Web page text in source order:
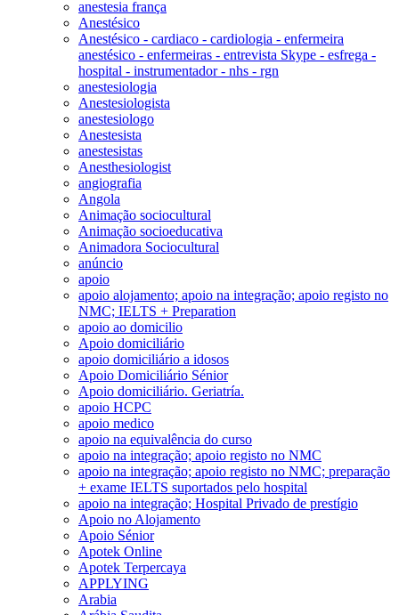
anestesia frança
Anestésico
Anestésico - cardiaco - cardiologia - enfermeira
anestésico - enfermeiras - entrevista Skype - esfrega -
hospital - instrumentador - nhs - rgn
anestesiologia
Anestesiologista
anestesiologo
Anestesista
anestesistas
Anesthesiologist
angiografia
Angola
Animação sociocultural
Animação socioeducativa
Animadora Sociocultural
anúncio
apoio
apoio alojamento; apoio na integração; apoio registo no
NMC; IELTS + Preparation
apoio ao domicilio
Apoio domiciliário
apoio domiciliário a idosos
Apoio Domiciliário Sénior
Apoio domiciliário. Geriatría.
apoio HCPC
apoio medico
apoio na equivalência do curso
apoio na integração; apoio registo no NMC
apoio na integração; apoio registo no NMC; preparação
+ exame IELTS suportados pelo hospital
apoio na integração; Hospital Privado de prestígio
Apoio no Alojamento
Apoio Sénior
Apotek Online
Apotek Terpercaya
APPLYING
Arabia